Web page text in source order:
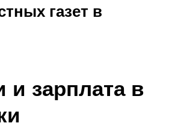
газет в
и зарплата в